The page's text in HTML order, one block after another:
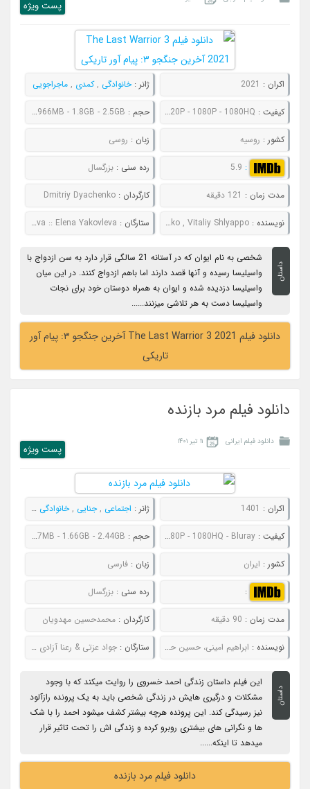
پست ويژه
اکران : 2021 ژانر :خانوادگی ,کمدی , ماجراجویی
کیفیت : 480P - 720P - 1080P - 1080HQ حجم : 681MB - 966MB - 1.8GB - 2.5GB
کشور : روسیه زبان : روسی
:
5.9 رده سنی : بزرگسال
مدت زمان : 121 دقیقه کارگردان : Dmitriy Dyachenko
نویسنده :Pavel Danilov , Vasiliy Kutsenko , Vitaliy Shlyappo ستارگان : Viktor Khorinyak :: Mila Sivatskaya :: Ekaterina Vilkova :: Elena Yakovleva
داستان
شخصی به نام ایوان که در آستانه 21 سالگی قرار دارد به سن ازدواج با
واسیلیسا رسیده و آنها قصد دارند اما باهم ازدواج کنند. در این میان
واسیلیسا دزدیده شده و ایوان به همراه دوستان خود برای نجات
واسیلیسا دست به هر تلاشی میزنند......
دانلود فیلم The Last Warrior 3 2021 آخرین جنگجو ۳: پیام آور
تاریکی
دانلود فیلم مرد بازنده
دانلود فیلم ایرانی ۱۱ تیر ۱۴۰۱
پست ويژه
اکران : 1401 ژانر : اجتماعی ,جنایی ,خانوادگی
کیفیت :480P - 720P - 1080P - 1080HQ - Bluray حجم : 491MB - 767MB - 1.66GB - 2.44GB
کشور : ایران زبان : فارسی
: رده سنی : بزرگسال
مدت زمان : 90 دقیقه کارگردان : محمدحسین مهدویان
نویسنده : ابراهیم امینی، حسین حسنی و محمدحسین مهدویان ستارگان : جواد عزتی & رعنا آزادی ور & بابک کریمی & آناهیتا درگاهی & امیر دژاکام
داستان
این فیلم داستان زندگی احمد خسروی را روایت میکند که با وجود
مشکلات و درگیری هایش در زندگی شخصی باید به یک پرونده رازآلود
نیز رسیدگی کند. این پرونده هرچه بیشتر کشف میشود احمد را با شک
ها و نگرانی های بیشتری روبرو کرده و زندگی اش را تحت تاثیر قرار
میدهد تا اینکه......
دانلود فیلم مرد بازنده